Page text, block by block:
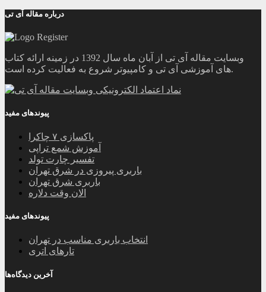
درباره مقاله آی تی
وبسایت مقاله آی تی از آبان ماه سال 1392 در زمینه ارائه کتاب
های آموزشی آی تی و کامپیوتر شروع به فعالیت کرده است.
پیوندهای مفید
پاکسازی ۷ چاکرا
آموزش شمع تراپی
تفسیر چارت تولد
باربری پیروزی در شرق تهران
باربری شرق تهران
الان وقت دلاره
پیوندهای مفید
انتخاب باربری مناسب در تهران
تارهای اتری
آخرین دیدگاه‌ها